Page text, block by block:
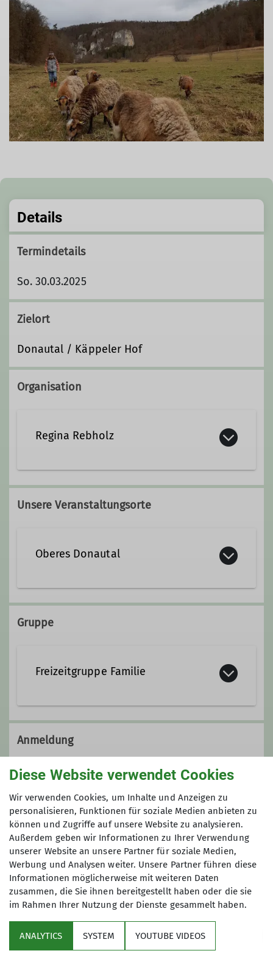
Details
Termindetails
So. 30.03.2025
Zielort
Donautal / Käppeler Hof
Organisation
Regina Rebholz
regina.rebholz@dav-
sigmaringen.de
Ämter
Unsere Veranstaltungsorte
Oberes Donautal
Details
Gruppe
Freizeitgruppe Familie
Wer sich gerne mit seinen Kindern
draußen bewegt, egal ob es regnet,
schneit oder die Sonne scheint, ist
bei uns genau richtig. Gemeinsam
entdecken wir bei Halbtages- und
Wochenendausflügen die Natur und
erkunden die Wälder, Wiesen und
Berge in der Geschwindigkeit, die uns
die Kinder vorgeben.
Grundsätzlich richtet sich das
Angebot an Familien mit Kindern
zwischen vier und elf Jahren, jüngere
oder ältere Geschwisterkinder sind
natürlich ebenfalls willkommen. Wir
unternehmen gemeinsam kleinere
Wanderungen, Lagerfeuerabende oder
Anmeldung
Anfragen über Tourenleiterin (siehe oben).
Anmeldung bis
28.03.2025
Sektion
Diese Website verwendet Cookies
Wir verwenden Cookies, um Inhalte und Anzeigen zu
personalisieren, Funktionen für soziale Medien anbieten zu
können und Zugriffe auf unsere Website zu analysieren.
Außerdem geben wir Informationen zu Ihrer Verwendung
unserer Website an unsere Partner für soziale Medien,
Werbung und Analysen weiter. Unsere Partner führen diese
Informationen möglicherweise mit weiteren Daten
zusammen, die Sie ihnen bereitgestellt haben oder die sie
im Rahmen Ihrer Nutzung der Dienste gesammelt haben.
ANALYTICS SYSTEM YOUTUBE VIDEOS